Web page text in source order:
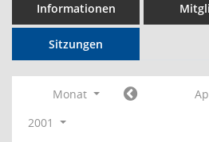
Informationen
Sitzungen
Monat
2001